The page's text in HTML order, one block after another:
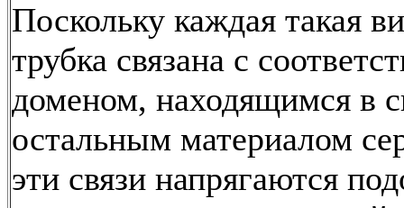
Поскольку каждая такая
трубка связана с
доменом, находящимся в
остальным материалом
эти связи напрягаются